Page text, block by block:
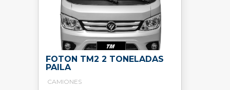
FOTON TM2 2 TONELADAS
PAILA
CAMIONES